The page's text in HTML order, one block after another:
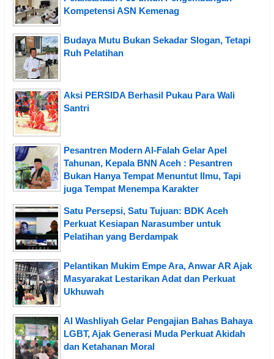
Kompetensi ASN Kemenag
Budaya Mutu Bukan Sekadar Slogan, Tetapi
Ruh Pelatihan
Aksi PERSIDA Berhasil Pukau Para Wali
Santri
Pesantren Modern Al-Falah Gelar Apel
Tahunan, Kepala BNN Aceh : Pesantren
Bukan Hanya Tempat Menuntut Ilmu, Tapi
juga Tempat Menempa Karakter
Satu Persepsi, Satu Tujuan: BDK Aceh
Perkuat Kesiapan Narasumber untuk
Pelatihan yang Berdampak
Pelantikan Mukim Empe Ara, Anwar AR Ajak
Masyarakat Lestarikan Adat dan Perkuat
Ukhuwah
Al Washliyah Gelar Pengajian Bahas Bahaya
LGBT, Ajak Generasi Muda Perkuat Akidah
dan Ketahanan Moral